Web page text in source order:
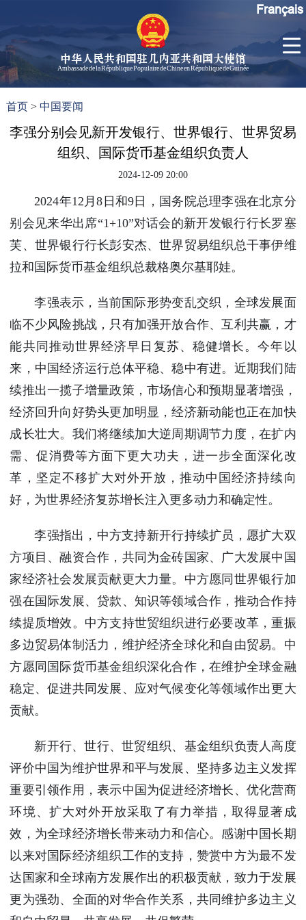
中华人民共和国驻几内亚共和国大使馆
Ambassade de la République Populaire de Chine en République de Guinée
大使信
息
辞
孙勇大
中国历
任驻几
使
使馆信
使馆领
导及部
门负责
人
式
使馆掠
影
几
Français
首页 >中国要闻
李强分别会见新开发银行、世界银行、世界贸易
组织、国际货币基金组织负责人
2024-12-09 20:00
2024年12月8日和9日，国务院总理李强在北京分
别会见来华出席“1+10”对话会的新开发银行行长罗塞
芙、世界银行行长彭安杰、世界贸易组织总干事伊维
拉和国际货币基金组织总裁格奥尔基耶娃。
李强表示，当前国际形势变乱交织，全球发展面
临不少风险挑战，只有加强开放合作、互利共赢，才
能共同推动世界经济早日复苏、稳健增长。今年以
来，中国经济运行总体平稳、稳中有进。近期我们陆
续推出一揽子增量政策，市场信心和预期显著增强，
经济回升向好势头更加明显，经济新动能也正在加快
成长壮大。我们将继续加大逆周期调节力度，在扩内
需、促消费等方面下更大功夫，进一步全面深化改
革，坚定不移扩大对外开放，推动中国经济持续向
好，为世界经济复苏增长注入更多动力和确定性。
李强指出，中方支持新开行持续扩员，愿扩大双
方项目、融资合作，共同为金砖国家、广大发展中国
家经济社会发展贡献更大力量。中方愿同世界银行加
强在国际发展、贷款、知识等领域合作，推动合作持
续提质增效。中方支持世贸组织进行必要改革，重振
多边贸易体制活力，维护经济全球化和自由贸易。中
方愿同国际货币基金组织深化合作，在维护全球金融
稳定、促进共同发展、应对气候变化等领域作出更大
贡献。
新开行、世行、世贸组织、基金组织负责人高度
评价中国为维护世界和平与发展、坚持多边主义发挥
重要引领作用，表示中国为促进经济增长、优化营商
环境、扩大对外开放采取了有力举措，取得显著成
效，为全球经济增长带来动力和信心。感谢中国长期
以来对国际经济组织工作的支持，赞赏中方为最不发
达国家和全球南方发展作出的积极贡献，致力于发展
更为强劲、全面的对华合作关系，共同维护多边主义